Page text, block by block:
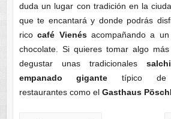
duda un lugar con tradición en la
que te encantará y donde podrás
ricocafé Vienés acompañando a un
chocolate. Si quieres tomar algo
degustar unas tradicionales
empanado gigante típico de
restaurantes como el Gasthaus